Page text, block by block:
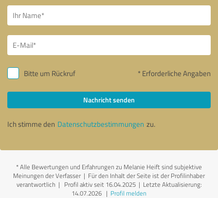
Bitte um Rückruf * Erforderliche Angaben
Nachricht senden
Ich stimme den Datenschutzbestimmungen zu.
*Alle Bewertungen und Erfahrungen zu Melanie Heift sind subjektive
Meinungen der Verfasser | Für den Inhalt der Seite ist der Profilinhaber
verantwortlich | Profil aktiv seit 16.04.2025 | Letzte Aktualisierung:
14.07.2026 | Profil melden